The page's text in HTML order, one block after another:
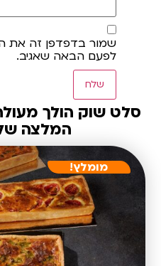
שמור בדפדפן זה את
לפעם הבאה שאגיב.
המלצה
סלט שוק הולך
מומלץ!